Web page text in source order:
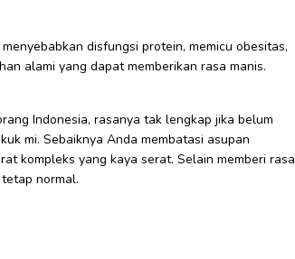
disfungsi protein, memicu obesitas,
alami yang dapat memberikan rasa manis.
Indonesia, rasanya tak lengkap jika belum
mi. Sebaiknya Anda membatasi asupan
kompleks yang kaya serat. Selain memberi rasa
normal.